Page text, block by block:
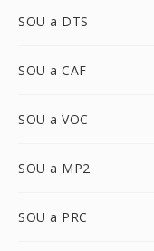
SOU a DTS
SOU a CAF
SOU a VOC
SOU a MP2
SOU a PRC